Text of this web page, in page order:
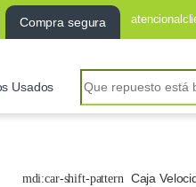
Compra segura
Search for:
Caja